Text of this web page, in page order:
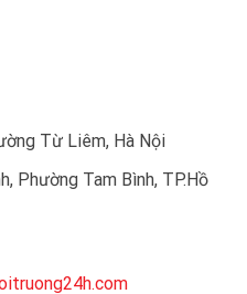
Từ Liêm, Hà Nội
Phường Tam Bình, TP.Hồ